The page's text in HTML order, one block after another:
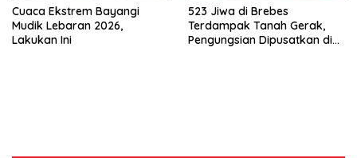
Cuaca Ekstrem Bayangi
Mudik Lebaran 2026,
Lakukan Ini
523 Jiwa di Brebes
Terdampak Tanah Gerak,
Pengungsian Dipusatkan di